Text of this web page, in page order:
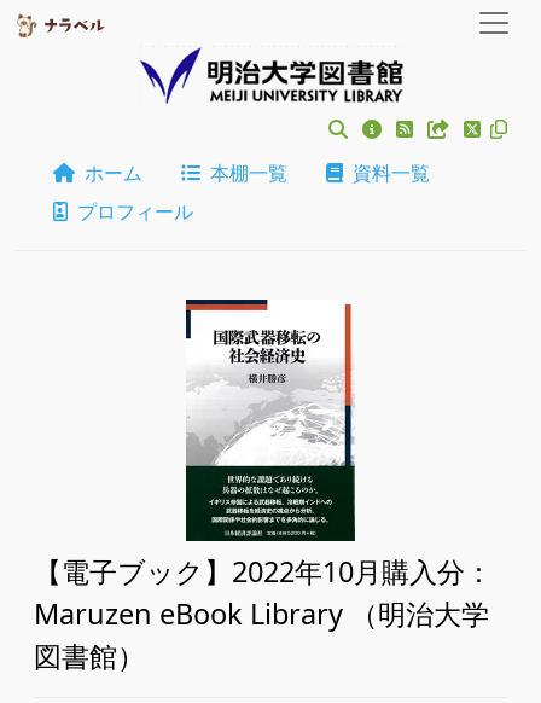
ホーム 本棚一覧
資料一覧
プロフィール
【電子ブック】2022年10月購入分：
Maruzen eBook Library （明治大学
図書館）